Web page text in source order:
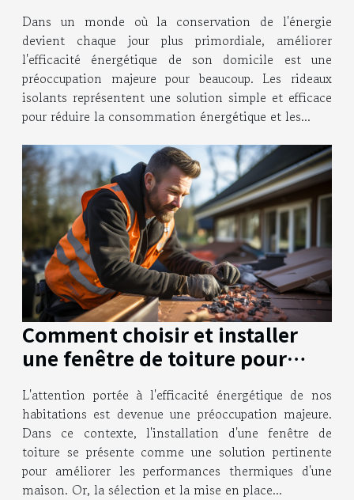
Dans un monde où la conservation de l'énergie
devient chaque jour plus primordiale, améliorer
l'efficacité énergétique de son domicile est une
préoccupation majeure pour beaucoup. Les rideaux
isolants représentent une solution simple et efficace
pour réduire la consommation énergétique et les...
Comment choisir et installer
une fenêtre de toiture pour
énergétique de votre maison
L'attention portée à l'efficacité énergétique de nos
habitations est devenue une préoccupation majeure.
Dans ce contexte, l'installation d'une fenêtre de
toiture se présente comme une solution pertinente
pour améliorer les performances thermiques d'une
maison. Or, la sélection et la mise en place...